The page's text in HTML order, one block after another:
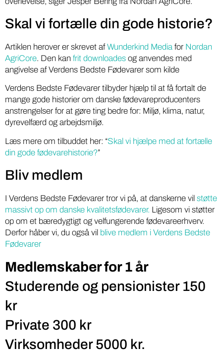
Skal vi fortælle din gode historie?
Artiklen herover er skrevet afWunderkind Media for Nordan
AgriCore. Den kan frit downloades og anvendes med
angivelse af Verdens Bedste Fødevarer som kilde
Verdens Bedste Fødevarer tilbyder hjælp til at få fortalt de
mange gode historier om danske fødevareproducenters
anstrengelser for at gøre ting bedre for: Miljø, klima, natur,
dyrevelfærd og arbejdsmiljø.
Læs mere om tilbuddet her: “Skal vi hjælpe med at fortælle
din gode fødevarehistorie?”
Bliv medlem
I Verdens Bedste Fødevarer tror vi på, at danskerne vil støtte
massivt op om danske kvalitetsfødevarer. Ligesom vi støtter
op om et bæredygtigt og velfungerende fødevareerhverv.
Derfor håber vi, du også vil blive medlem i Verdens Bedste
Fødevarer
Medlemskaber for 1 år
Studerende og pensionister 150
kr
Private 300 kr
Virksomheder 5000 kr.